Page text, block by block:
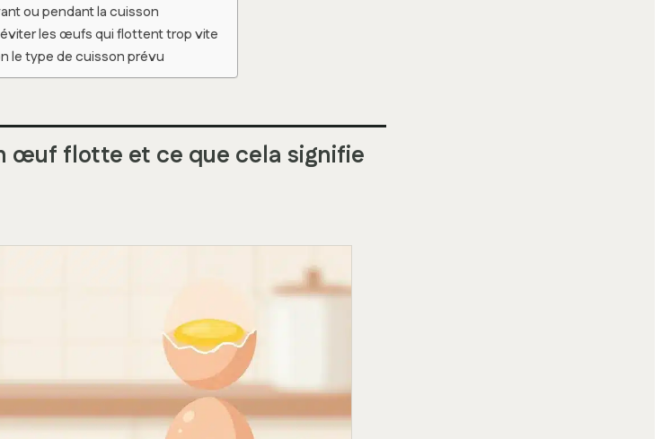
ou pendant la cuisson
les œufs qui flottent trop vite
le type de cuisson prévu
œuf flotte et ce que cela signifie